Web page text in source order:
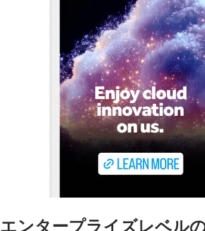
エンタープライズレベル